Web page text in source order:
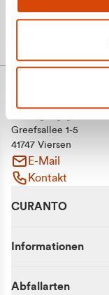
Greefsallee 1-5
41747 Viersen
E-Mail
Kontakt
CURANTO
Informationen
Abfallarten